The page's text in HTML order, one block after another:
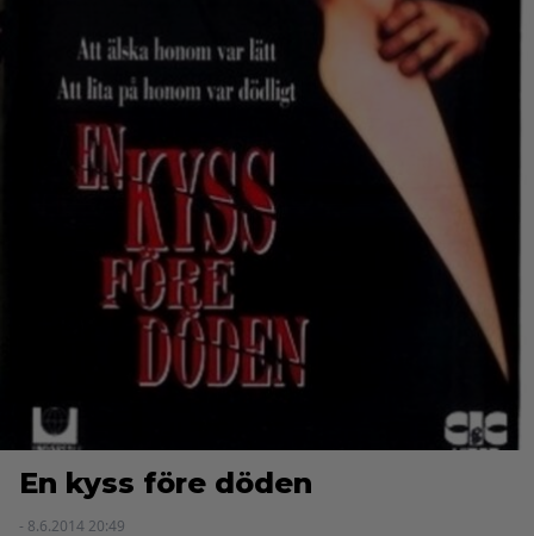
En kyss före döden
- 8.6.2014 20:49